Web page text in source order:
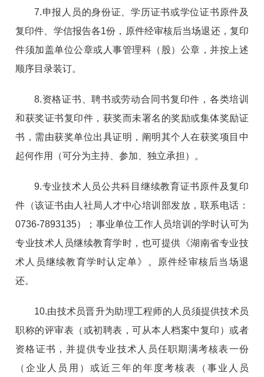
7.申报人员的身份证、学历证书或学位证书原件及
复印件、学信报告各1份，原件经审核后当场退还，复印
件须加盖单位公章或人事管理科（股）公章，并按上述
顺序目录装订。
8.资格证书、聘书或劳动合同书复印件，各类培训
和获奖证书复印件，获奖而未署名的奖励或集体奖励证
书，需由获奖单位出具证明，阐明其个人在获奖项目中
起何作用（可分为主持、参加、独立承担）。
9.专业技术人员公共科目继续教育证书原件及复印
件（该证书由人社局人才中心培训部发放，联系电话：
0736-7893135）；事业单位工作人员培训的学时认可为
专业技术人员继续教育学时，也可提供《湖南省专业技
术人员继续教育学时认定单》。原件经审核后当场退
还。
10.由技术员晋升为助理工程师的人员须提供技术员
职称的评审表（或初聘表，可从本人档案中复印）或者
资格证书，并提供专业技术人员任职期满考核表一份
（企业人员用）或近三年的年度考核表（事业人员